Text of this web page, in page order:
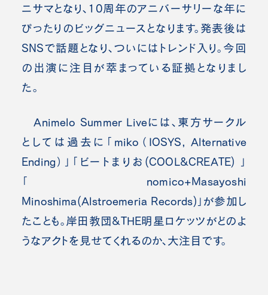
ニサマとなり、10周年のアニバーサリーな年に
ぴったりのビッグニュースとなります。発表後は
SNSで話題となり、ついにはトレンド入り。今回
の出演に注目が萃まっている証拠となりまし
た。
Animelo Summer Liveには、東方サークル
としては過去に「miko（IOSYS, Alternative
Ending）」「ビートまりお(COOL&CREATE) 」
「nomico+Masayoshi
Minoshima(Alstroemeria Records)」が参加し
たことも。岸田教団&THE明星ロケッツがどのよ
うなアクトを見せてくれるのか、大注目です。